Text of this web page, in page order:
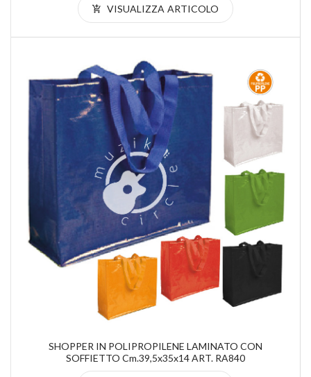
VISUALIZZA ARTICOLO
SHOPPER IN POLIPROPILENE LAMINATO CON
SOFFIETTO Cm.39,5x35x14 ART. RA840